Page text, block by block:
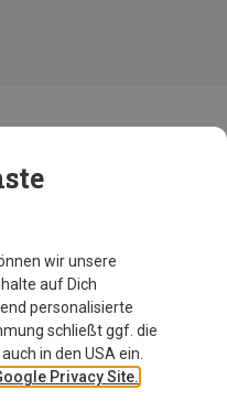
wir unsere
auf Dich
personalisierte
schließt ggf. die
in den USA ein.
Privacy Site.